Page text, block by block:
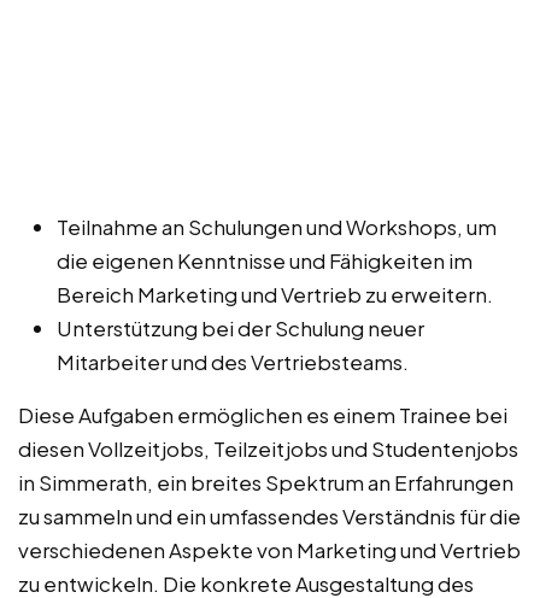
Teilnahme an Schulungen und Workshops, um
die eigenen Kenntnisse und Fähigkeiten im
Bereich Marketing und Vertrieb zu erweitern.
Unterstützung bei der Schulung neuer
Mitarbeiter und des Vertriebsteams.
Diese Aufgaben ermöglichen es einem Trainee bei
diesen Vollzeitjobs, Teilzeitjobs und Studentenjobs
in Simmerath, ein breites Spektrum an Erfahrungen
zu sammeln und ein umfassendes Verständnis für die
verschiedenen Aspekte von Marketing und Vertrieb
zu entwickeln. Die konkrete Ausgestaltung des